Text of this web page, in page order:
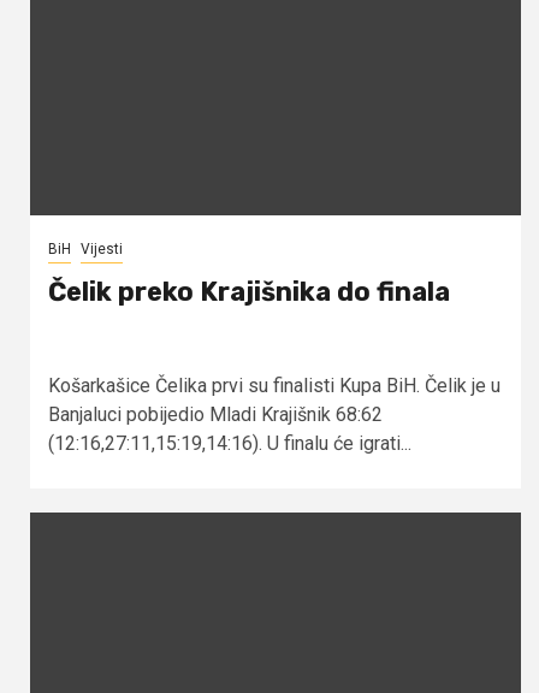
BiH Vijesti
Čelik preko Krajišnika do finala
Košarkašice Čelika prvi su finalisti Kupa BiH. Čelik je u
Banjaluci pobijedio Mladi Krajišnik 68:62
(12:16,27:11,15:19,14:16). U finalu će igrati...